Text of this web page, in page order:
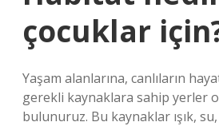
çocuklar
Yaşam alanlarına, canlıların
gerekli kaynaklara sahip yerler
bulunuruz. Bu kaynaklar ışık,